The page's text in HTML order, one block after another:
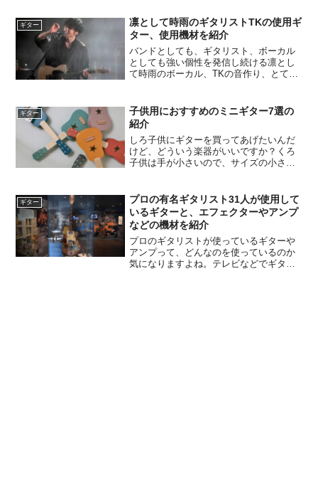
の好みを考えて、予算に合ったものを選
べばいいと思います。しろな...
ギター
凛として時雨のギタリストTKの使用ギ
ター、使用機材を紹介
バンドとしても、ギタリスト、ボーカル
としても強い個性を発信し続ける凛とし
て時雨のボーカル、TKの音作り、とても
るギターや機材を紹介します。凛として
時雨のTKが使用する...
ギター
子供用におすすめのミニギター7選の
紹介
しろ子供にギターを買ってあげたいんだ
けど、どういう楽器がいいですか？くろ
子供は手が小さいので、サイズの小さい
りますよ。しろそれはいいですね。ぜひ
教えてください。くろわか...
ギター
プロの有名ギタリスト31人が使用して
いるギターと、エフェクターやアンプ
などの機材を紹介
プロのギタリストが使っているギターや
アンプって、どんなのを使っているのか
気になりますよね。テレビなどでギター